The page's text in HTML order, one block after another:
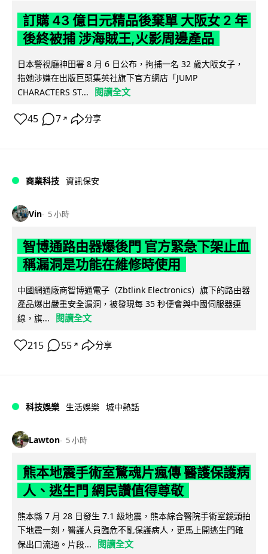
訂購 43 億日元精品後棄單 大阪女 2 年
後終被捕 涉海賊王,火影周邊產品
日本警視廳神田署 8 月 6 日公布，拘捕一名 32 歲大阪女子，
指她涉嫌在出版巨頭集英社旗下官方網店「JUMP
CHARACTERS ST...
閱讀全文
45 7 ↗ 分享
商業科技 資訊保安
Vin 5 小時
智博通路由器爆後門 官方緊急下架止血
稱漏洞是功能在維修時使用
中國網通廠商智博通電子（Zbtlink Electronics）旗下的路由器
產品爆出嚴重安全漏洞，被發現每 35 秒便會與中國伺服器連
線，旗...
閱讀全文
215 55 ↗ 分享
科技娛樂 生活娛樂 城中熱話
Lawton 5 小時
熊本地震手術室驚魂片瘋傳 醫護保護病
人、逃生門 網民讚值得尊敬
熊本縣 7 月 28 日發生 7.1 級地震，熊本綜合醫院手術室鏡頭拍
下地震一刻，醫護人員臨危不亂保護病人，更馬上開逃生門確
保出口流通。片段...
閱讀全文